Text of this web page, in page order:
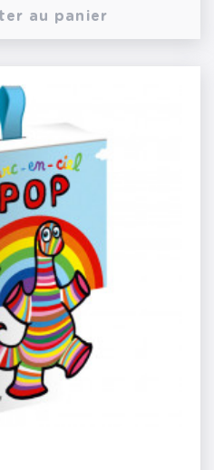
au panier